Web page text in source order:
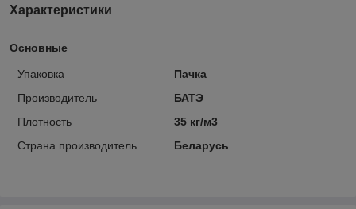
Характеристики
Основные
Упаковка
Пачка
Производитель
БАТЭ
Плотность
35 кг/м3
Страна производитель
Беларусь